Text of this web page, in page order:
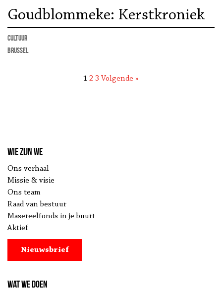
Goudblommeke: Kerstkroniek
cultuur
Brussel
1 2 3 Volgende »
Wie zijn we
Ons verhaal
Missie & visie
Ons team
Raad van bestuur
Masereelfonds in je buurt
Aktief
Nieuwsbrief
Wat we doen